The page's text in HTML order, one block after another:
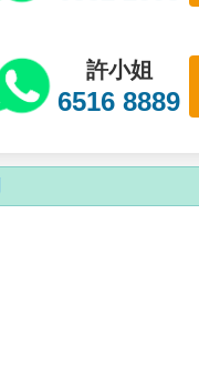
許小姐
6516 8889